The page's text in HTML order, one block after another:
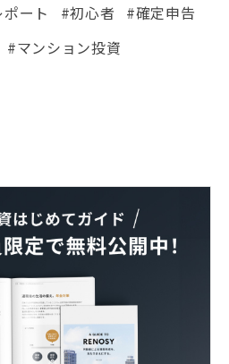
ート
#初心者
#確定申告
#マンション投資